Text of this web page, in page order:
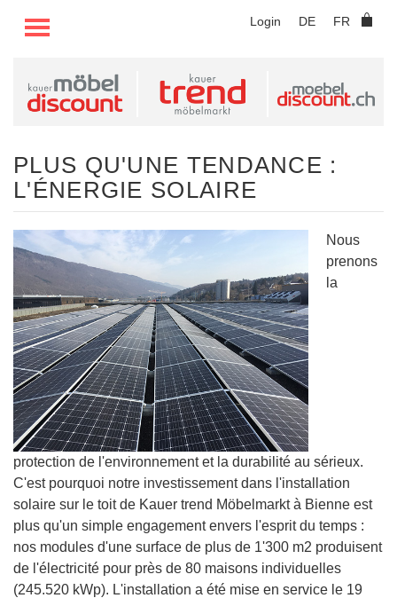
Login DE FR
TOGGLE MENU
PLUS QU'UNE TENDANCE :
L'ÉNERGIE SOLAIRE
Nous
prenons
la
protection de l'environnement et la durabilité au sérieux.
C'est pourquoi notre investissement dans l'installation
solaire sur le toit de Kauer trend Möbelmarkt à Bienne est
plus qu'un simple engagement envers l'esprit du temps :
nos modules d'une surface de plus de 1'300 m2 produisent
de l'électricité pour près de 80 maisons individuelles
(245.520 kWp). L'installation a été mise en service le 19